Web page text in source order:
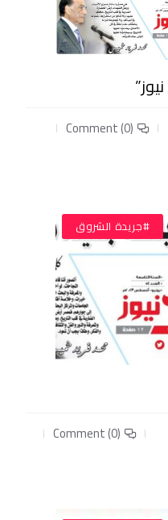
Comment (0)
#جريدة الشروق
Comment (0)